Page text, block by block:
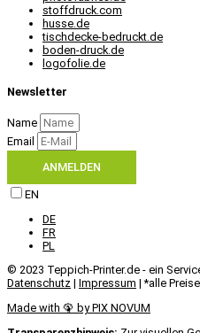
stoffdruck.com
husse.de
tischdecke-bedruckt.de
boden-druck.de
logofolie.de
Newsletter
Name
Email
ANMELDEN
EN
DE
FR
PL
© 2023 Teppich-Printer.de - ein
Datenschutz | Impressum | *alle
Made with 🦚 by PIX NOVUM​